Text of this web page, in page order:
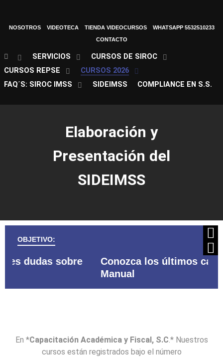
NOSOTROS VIDEOTECA TIENDA VIDEOCURSOS
WHATSAPP 5532510233
CONTACTO
SERVICIOS
CURSOS DE SIROC
CURSOS REPSE
CURSOS 2026
FAQ´S: SIROC IMSS
SIDEIMSS COMPLIANCE EN S.S.
Elaboración y
Presentación del
SIDEIMSS
OBJETIVO:
Conozca los últimos cambios de su
En *Capacitación Académica y Fiscal, S.C.* Nuestros
cursos están registrados bajo el número